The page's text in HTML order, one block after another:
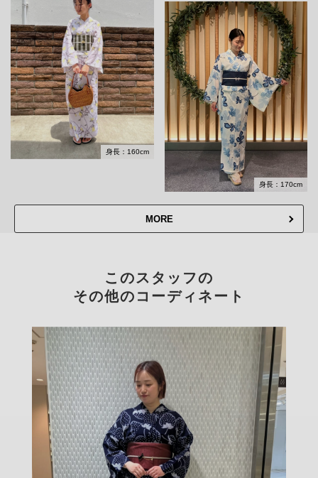
身長：160cm
身長：170cm
MORE
このスタッフの
その他のコーディネート